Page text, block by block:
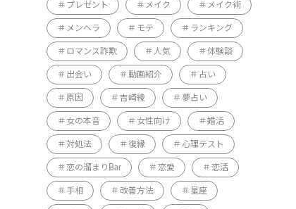
プレゼント メイク メイク術
メンヘラ モテ ランキング
ロマンス詐欺 人気 体験談
出会い 動画紹介 占い
原因 吉崎綾 夢占い
女の本音 女性向け 婚活
対処法 復縁 心理テスト
恋の溜まりBar 恋愛 恋活
手相 改善方法 星座